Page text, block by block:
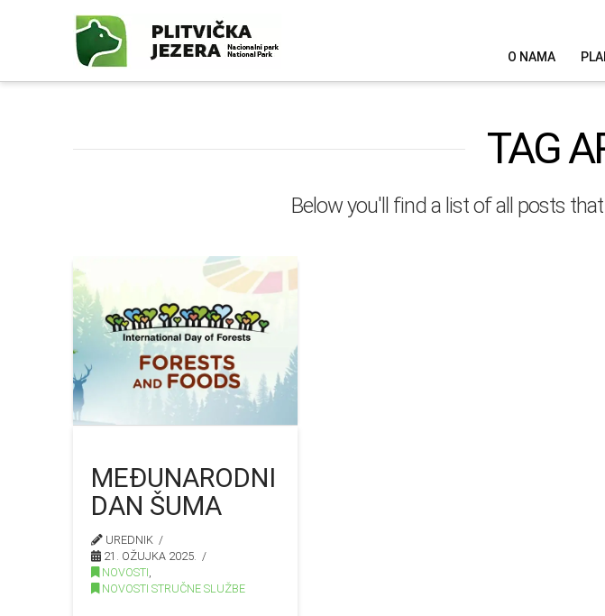
O NAMA
TAG
Below you'll find a list of all posts
MEĐUNARODNI
DAN ŠUMA
UREDNIK
21. OŽUJKA 2025.
NOVOSTI
NOVOSTI STRUČNE SLUŽBE